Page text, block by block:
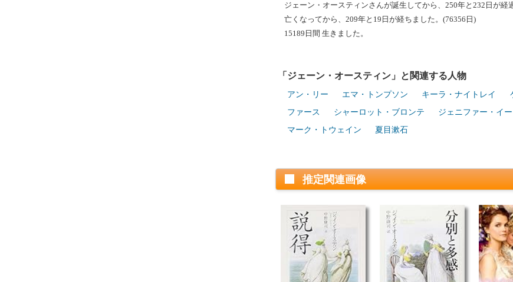
ジェーン・オースティンさんが誕生してから、250年と232日が経
亡くなってから、209年と19日が経ちました。(76356日)
15189日間 生きました。
「ジェーン・オースティン」と関連する人物
アン・リー エマ・トンプソン キーラ・ナイトレイ
ファース
シャーロット・ブロンテ ジェニファー・イ
マーク・トウェイン
夏目漱石
推定関連画像